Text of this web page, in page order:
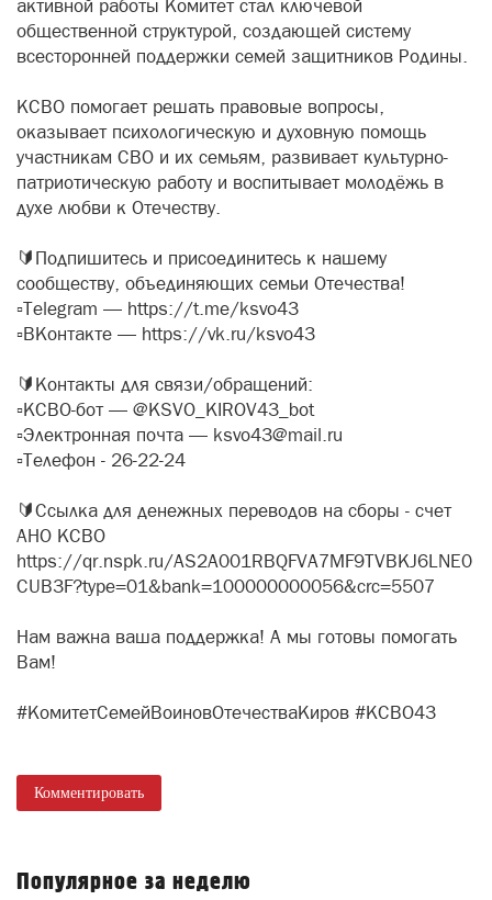
активной работы Комитет стал ключевой
общественной структурой, создающей систему
всесторонней поддержки семей защитников Родины.
КСВО помогает решать правовые вопросы,
оказывает психологическую и духовную помощь
участникам СВО и их семьям, развивает культурно-
патриотическую работу и воспитывает молодёжь в
духе любви к Отечеству.
🔰Подпишитесь и присоединитесь к нашему
сообществу, объединяющих семьи Отечества!
▫️Telegram — https://t.me/ksvo43
▫️ВКонтакте — https://vk.ru/ksvo43
🔰Контакты для связи/обращений:
▫️КСВО-бот — @KSVO_KIROV43_bot
▫️Электронная почта — ksvo43@mail.ru
▫Телефон - 26-22-24
🔰Ссылка для денежных переводов на сборы - счет
АНО КСВО
https://qr.nspk.ru/AS2A001RBQFVA7MF9TVBKJ6LNE0
CUB3F?type=01&bank=100000000056&crc=5507
Нам важна ваша поддержка! А мы готовы помогать
Вам!
#КомитетСемейВоиновОтечестваКиров #КСВО43
Комментировать
Популярное за неделю